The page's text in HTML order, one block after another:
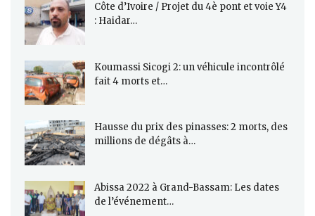
Côte d’Ivoire / Projet du 4è pont et voie Y4
: Haidar…
Koumassi Sicogi 2: un véhicule incontrôlé
fait 4 morts et…
Hausse du prix des pinasses: 2 morts, des
millions de dégâts à…
Abissa 2022 à Grand-Bassam: Les dates
de l’événement…